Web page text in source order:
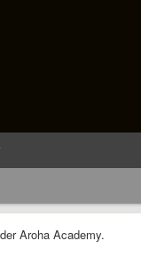
Aroha Academy.